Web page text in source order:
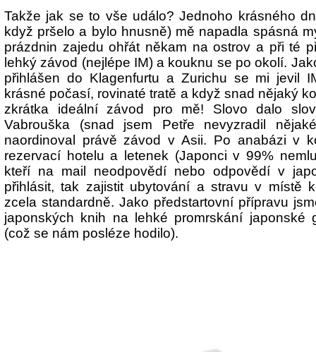
Takže jak se to vše událo? Jednoho krásného
když pršelo a bylo hnusně) mě napadla spásná
prázdnin zajedu ohřát někam na ostrov a při té
lehký závod (nejlépe IM) a kouknu se po okolí.
přihlášen do Klagenfurtu a Zurichu se mi jevil
krásné počasí, rovinaté tratě a když snad nějaký
zkrátka ideální závod pro mě! Slovo dalo
Vabrouška (snad jsem Petře nevyzradil
naordinoval právě závod v Asii. Po anabázi v
rezervací hotelu a letenek (Japonci v 99%
kteří na mail neodpovědí nebo odpovědí v
přihlásit, tak zajistit ubytování a stravu v místě
zcela standardně. Jako předstartovní přípravu
japonských knih na lehké promrskání japonské
(což se nám posléze hodilo).